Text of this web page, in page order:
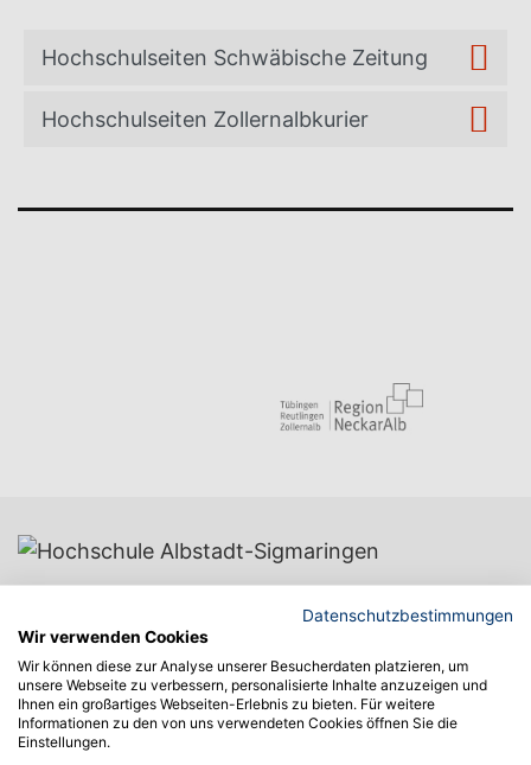
Hochschulseiten Schwäbische Zeitung
Hochschulseiten Zollernalbkurier
Poststraße 6
72458 Albstadt
TEL.+49 (0) 7571 732 - 0
FAX +49 (0) 7571 732 - 9129
CAMPUS SIGMARINGEN
Datenschutzbestimmungen
Wir verwenden Cookies
Wir können diese zur Analyse unserer Besucherdaten platzieren, um
unsere Webseite zu verbessern, personalisierte Inhalte anzuzeigen und
Ihnen ein großartiges Webseiten-Erlebnis zu bieten. Für weitere
Informationen zu den von uns verwendeten Cookies öffnen Sie die
Einstellungen.